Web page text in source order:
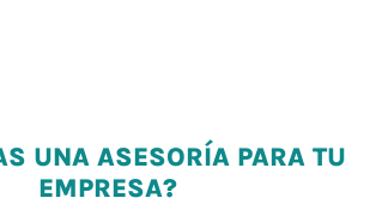
UNA ASESORÍA PARA TU
EMPRESA?